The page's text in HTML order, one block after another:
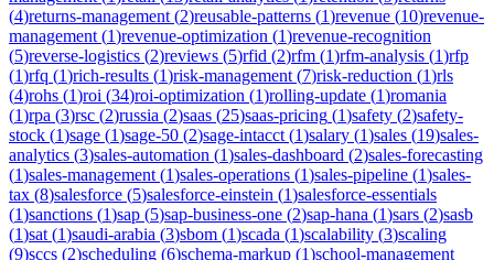
(4)returns-management (2)reusable-patterns (1)revenue (10)revenue-
management (1)revenue-optimization (1)revenue-recognition
(5)reverse-logistics (2)reviews (5)rfid (2)rfm (1)rfm-analysis (1)rfp
(1)rfq (1)rich-results (1)risk-management (7)risk-reduction (1)rls
(4)rohs (1)roi (34)roi-optimization (1)rolling-update (1)romania
(1)rpa (3)rsc (2)russia (2)saas (25)saas-pricing (1)safety (2)safety-
stock (1)sage (1)sage-50 (2)sage-intacct (1)salary (1)sales (19)sales-
analytics (3)sales-automation (1)sales-dashboard (2)sales-forecasting
(1)sales-management (1)sales-operations (1)sales-pipeline (1)sales-
tax (8)salesforce (5)salesforce-einstein (1)salesforce-essentials
(1)sanctions (1)sap (5)sap-business-one (2)sap-hana (1)sars (2)sasb
(1)sat (1)saudi-arabia (3)sbom (1)scada (1)scalability (3)scaling
(9)sccs (2)scheduling (6)schema-markup (1)school-management